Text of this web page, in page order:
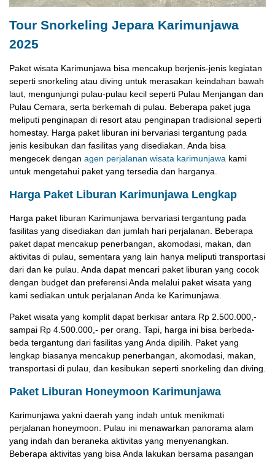
Tour Snorkeling Jepara Karimunjawa
2025
Paket wisata Karimunjawa bisa mencakup berjenis-jenis kegiatan
seperti snorkeling atau diving untuk merasakan keindahan bawah
laut, mengunjungi pulau-pulau kecil seperti Pulau Menjangan dan
Pulau Cemara, serta berkemah di pulau. Beberapa paket juga
meliputi penginapan di resort atau penginapan tradisional seperti
homestay. Harga paket liburan ini bervariasi tergantung pada
jenis kesibukan dan fasilitas yang disediakan. Anda bisa
mengecek dengan agen perjalanan wisata karimunjawa kami
untuk mengetahui paket yang tersedia dan harganya.
Harga Paket Liburan Karimunjawa Lengkap
Harga paket liburan Karimunjawa bervariasi tergantung pada
fasilitas yang disediakan dan jumlah hari perjalanan. Beberapa
paket dapat mencakup penerbangan, akomodasi, makan, dan
aktivitas di pulau, sementara yang lain hanya meliputi transportasi
dari dan ke pulau. Anda dapat mencari paket liburan yang cocok
dengan budget dan preferensi Anda melalui paket wisata yang
kami sediakan untuk perjalanan Anda ke Karimunjawa.
Paket wisata yang komplit dapat berkisar antara Rp 2.500.000,-
sampai Rp 4.500.000,- per orang. Tapi, harga ini bisa berbeda-
beda tergantung dari fasilitas yang Anda dipilih. Paket yang
lengkap biasanya mencakup penerbangan, akomodasi, makan,
transportasi di pulau, dan kesibukan seperti snorkeling dan diving.
Paket Liburan Honeymoon Karimunjawa
Karimunjawa yakni daerah yang indah untuk menikmati
perjalanan honeymoon. Pulau ini menawarkan panorama alam
yang indah dan beraneka aktivitas yang menyenangkan.
Beberapa aktivitas yang bisa Anda lakukan bersama pasangan